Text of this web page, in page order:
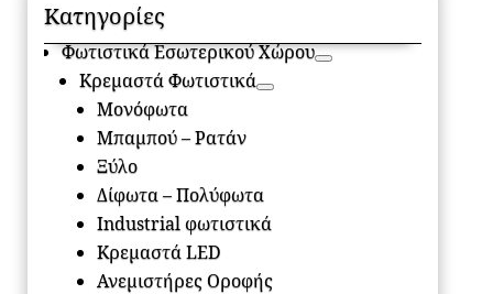
Κατηγορίες
Φωτιστικά Εσωτερικού Χώρου
Κρεμαστά Φωτιστικά
Μονόφωτα
Μπαμπού – Ρατάν
Ξύλο
Δίφωτα – Πολύφωτα
Industrial φωτιστικά
Κρεμαστά LED
Ανεμιστήρες Οροφής